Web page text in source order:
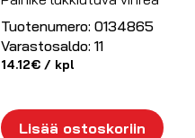
Tuotenumero: 0134865
Varastosaldo: 11
14.12€ / kpl
Lisää ostoskoriin